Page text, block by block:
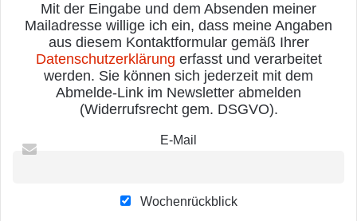
Mit der Eingabe und dem Absenden meiner
Mailadresse willige ich ein, dass meine Angaben
aus diesem Kontaktformular gemäß Ihrer
Datenschutzerklärung erfasst und verarbeitet
werden. Sie können sich jederzeit mit dem
Abmelde-Link im Newsletter abmelden
(Widerrufsrecht gem. DSGVO).
E-Mail
Wochenrückblick